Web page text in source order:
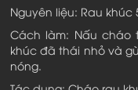
Nguyên liệu: Rau
Cách làm: Nấu cháo
khúc đã thái nhỏ và
nóng.